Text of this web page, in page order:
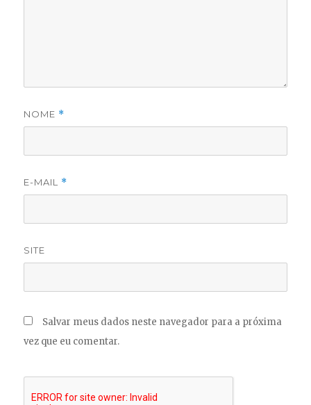
NOME *
E-MAIL *
SITE
Salvar meus dados neste navegador para a próxima
vez que eu comentar.